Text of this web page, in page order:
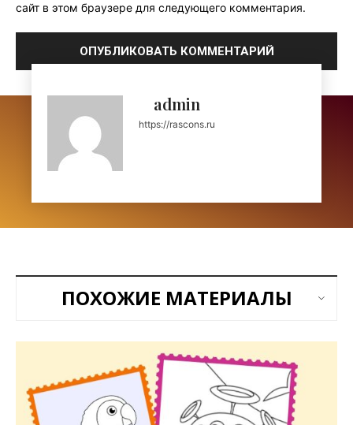
сайт в этом браузере для следующего комментария.
admin
https://rascons.ru
ПОХОЖИЕ МАТЕРИАЛЫ